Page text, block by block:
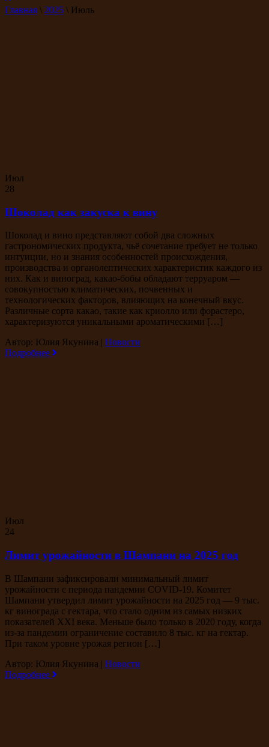
Главная \ 2025 \ Июль
Июл
28
Шоколад как закуска к вину
Шоколад и вино представляют собой два сложных
гастрономических продукта, чьё сочетание требует не только
интуиции, но и знания особенностей происхождения,
производства и органолептических характеристик каждого из
них. Как и виноград, какао-бобы обладают терруаром —
совокупностью климатических, почвенных и
технологических факторов, влияющих на конечный вкус.
Различные сорта какао, такие как криолло или форастеро,
характеризуются уникальными ароматическими […]
Автор: Юлия Якунина | Новости
Подробнее
Июл
24
Лимит урожайности в Шампани на 2025 год
В Шампани зафиксировали минимальный лимит
урожайности с периода пандемии COVID-19. Комитет
Шампани утвердил лимит урожайности на 2025 год — 9 тыс.
кг винограда с гектара, что стало одним из самых низких
показателей XXI века. Меньше было только в 2020 году, когда
из-за пандемии ограничение составило 8 тыс. кг на гектар.
При таком уровне урожая регион […]
Автор: Юлия Якунина | Новости
Подробнее